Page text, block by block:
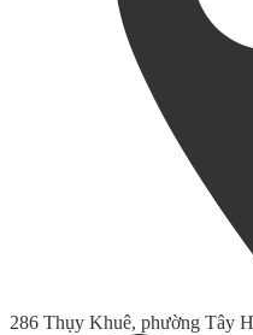
286 Thụy Khuê, phường Tây